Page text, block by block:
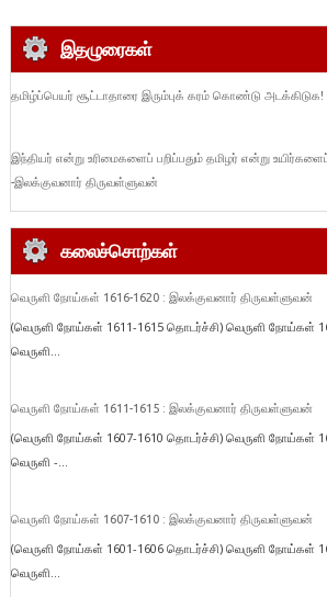
இதழுரைகள்
தமிழ்ப்பெயர் சூட்டாதாரை இரும்புக் கரம் கொண்டு
இந்தியர் என்று உரிமைகளைப் பறிப்பதும் தமிழர் என்று
-இலக்குவனார் திருவள்ளுவன்
கலைச்சொற்கள்
வெருளி நோய்கள் 1616-1620 : இலக்குவனார் திருவள்ளுவன்
(வெருளி நோய்கள் 1611-1615 தொடர்ச்சி) வெருளி நோய்கள்
வெருளி...
வெருளி நோய்கள் 1611-1615 : இலக்குவனார் திருவள்ளுவன்
(வெருளி நோய்கள் 1607-1610 தொடர்ச்சி) வெருளி நோய்கள்
வெருளி -...
வெருளி நோய்கள் 1607-1610 : இலக்குவனார் திருவள்ளுவன்
(வெருளி நோய்கள் 1601-1606 தொடர்ச்சி) வெருளி நோய்கள்
வெருளி...